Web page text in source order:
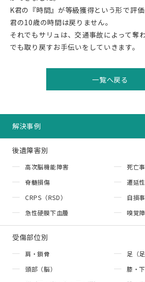
K君の『時間』が等級獲得という形で評
君の10歳の時間は戻りません。
それでもサリュは、交通事故によって奪
でも取り戻すお手伝いをしていきます。
一覧へ戻る
解決事例
後遺障害別
高次脳機能障害
死亡
脊髄損傷
遷延
CRPS（RSD）
自損
急性硬膜下血腫
嗅覚
受傷部位別
肩・鎖骨
足（
頭部（脳）
膝・